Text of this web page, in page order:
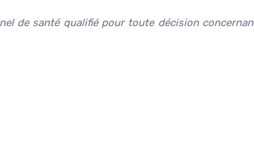
de santé qualifié pour toute décision